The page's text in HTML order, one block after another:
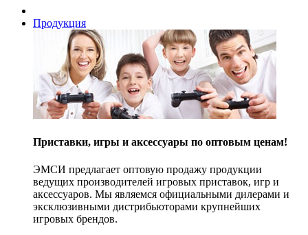
Продукция
Приставки, игры и аксессуары по оптовым ценам!
ЭМСИ предлагает оптовую продажу продукции
ведущих производителей игровых приставок, игр и
аксессуаров. Мы являемся официальными дилерами и
эксклюзивными дистрибьюторами крупнейших
игровых брендов.